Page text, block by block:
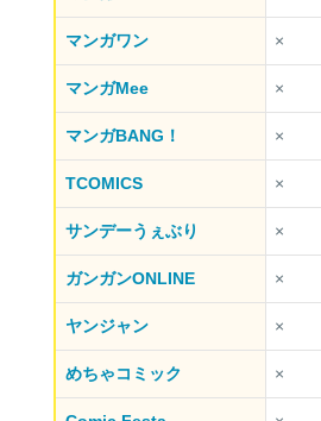
マンガワン ×
マンガMee ×
マンガBANG！ ×
TCOMICS ×
サンデーうぇぶり ×
ガンガンONLINE ×
ヤンジャン ×
めちゃコミック ×